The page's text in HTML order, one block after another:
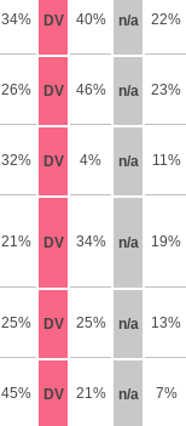
34% DV 40% n/a 22%
26% DV 46% n/a 23%
32% DV 4% n/a 11%
21% DV 34% n/a 19%
25% DV 25% n/a 13%
45% DV 21% n/a 7%